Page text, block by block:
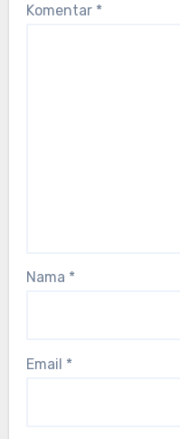
Komentar *
Nama *
Email *